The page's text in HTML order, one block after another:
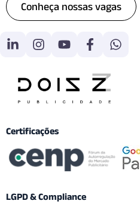
Conheça nossas vagas
Certificações
LGPD & Compliance